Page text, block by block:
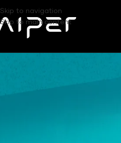
Skip to navigation
Skip to main content